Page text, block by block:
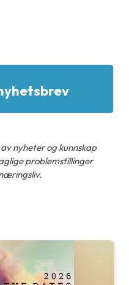
nyheter og kunnskap
problemstillinger